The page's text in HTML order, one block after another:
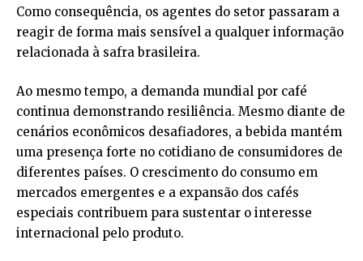
Como consequência, os agentes do setor passaram a
reagir de forma mais sensível a qualquer informação
relacionada à safra brasileira.
Ao mesmo tempo, a demanda mundial por café
continua demonstrando resiliência. Mesmo diante de
cenários econômicos desafiadores, a bebida mantém
uma presença forte no cotidiano de consumidores de
diferentes países. O crescimento do consumo em
mercados emergentes e a expansão dos cafés
especiais contribuem para sustentar o interesse
internacional pelo produto.